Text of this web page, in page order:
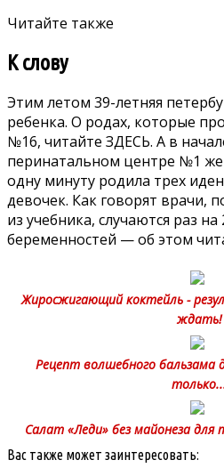
Читайте также
К слову
Этим летом 39-летняя
ребенка. О родах, которые
№16, читайте ЗДЕСЬ. А в
перинатальном центре №1
одну минуту родила трех
девочек. Как говорят врачи,
из учебника, случаются раз
беременностей — об этом
Жиросжигающий коктейль -
ждать!
Рецепт волшебного бальзама
Салат «Леди» без майонеза
Вас также может заинтересовать: